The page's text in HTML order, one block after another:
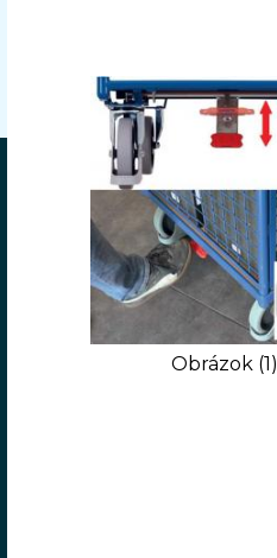
Obrázok (1)